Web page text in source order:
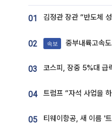
01
02 속보 중부내륙고속도
03
04
05